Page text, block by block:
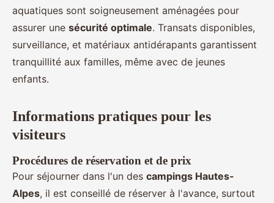
aquatiques sont soigneusement aménagées pour
assurer une sécurité optimale. Transats disponibles,
surveillance, et matériaux antidérapants garantissent
tranquillité aux familles, même avec de jeunes
enfants.
Informations pratiques pour les
visiteurs
Procédures de réservation et de prix
Pour séjourner dans l'un des campings Hautes-
Alpes, il est conseillé de réserver à l'avance, surtout